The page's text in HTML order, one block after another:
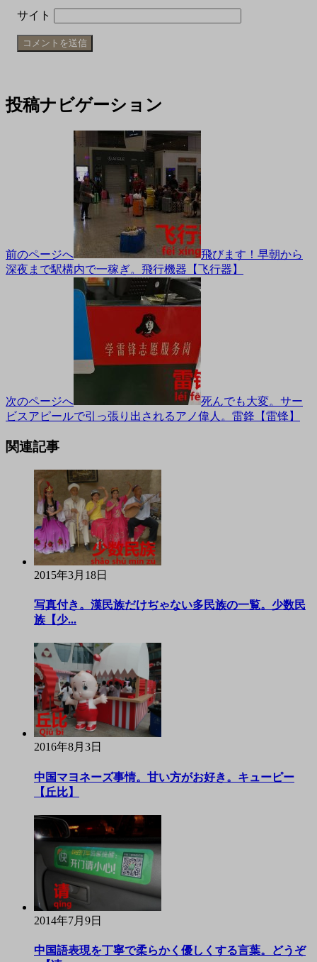
サイト
投稿ナビゲーション
前のページへ
飛びます！早朝から
深夜まで駅構内で一稼ぎ。飛行機器【飞行器】
次のページへ
死んでも大変。サー
ビスアピールで引っ張り出されるアノ偉人。雷鋒【雷锋】
関連記事
2015年3月18日
写真付き。漢民族だけぢゃない多民族の一覧。少数民
族【少...
2016年8月3日
中国マヨネーズ事情。甘い方がお好き。キューピー
【丘比】
2014年7月9日
中国語表現を丁寧で柔らかく優しくする言葉。どうぞ